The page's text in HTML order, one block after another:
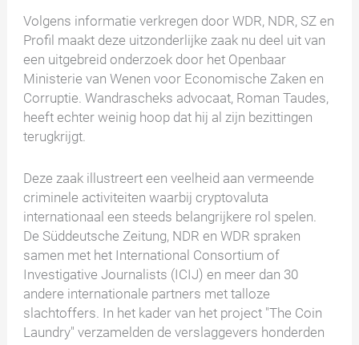
Volgens informatie verkregen door WDR, NDR, SZ en
Profil maakt deze uitzonderlijke zaak nu deel uit van
een uitgebreid onderzoek door het Openbaar
Ministerie van Wenen voor Economische Zaken en
Corruptie. Wandrascheks advocaat, Roman Taudes,
heeft echter weinig hoop dat hij al zijn bezittingen
terugkrijgt.
Deze zaak illustreert een veelheid aan vermeende
criminele activiteiten waarbij cryptovaluta
internationaal een steeds belangrijkere rol spelen.
De Süddeutsche Zeitung, NDR en WDR spraken
samen met het International Consortium of
Investigative Journalists (ICIJ) en meer dan 30
andere internationale partners met talloze
slachtoffers. In het kader van het project "The Coin
Laundry" verzamelden de verslaggevers honderden